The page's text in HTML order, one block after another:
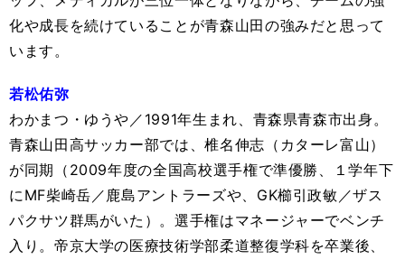
化や成長を続けていることが青森山田の強みだと思って
います。
若松佑弥
わかまつ・ゆうや／1991年生まれ、青森県青森市出身。
青森山田高サッカー部では、椎名伸志（カターレ富山）
が同期（2009年度の全国高校選手権で準優勝、１学年下
にMF柴崎岳／鹿島アントラーズや、GK櫛引政敏／ザス
パクサツ群馬がいた）。選手権はマネージャーでベンチ
入り。帝京大学の医療技術学部柔道整復学科を卒業後、